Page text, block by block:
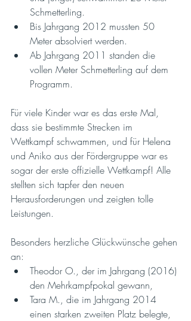
Schmetterling.
Bis Jahrgang 2012 mussten 50
Meter absolviert werden.
Ab Jahrgang 2011 standen die
vollen Meter Schmetterling auf dem
Programm.
Für viele Kinder war es das erste Mal,
dass sie bestimmte Strecken im
Wettkampf schwammen, und für Helena
und Aniko aus der Fördergruppe war es
sogar der erste offizielle Wettkampf! Alle
stellten sich tapfer den neuen
Herausforderungen und zeigten tolle
Leistungen.
Besonders herzliche Glückwünsche gehen
an:
Theodor O., der im Jahrgang (2016)
den Mehrkampfpokal gewann,
Tara M., die im Jahrgang 2014
einen starken zweiten Platz belegte,